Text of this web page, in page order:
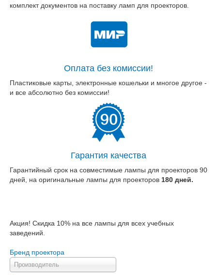
комплект документов на поставку ламп для проекторов.
Оплата без комиссии!
Пластиковые карты, электронные кошельки и многое другое -
и все абсолютно без комиссии!
Гарантия качества
Гарантийный срок на совместимые лампы для проекторов 90
дней, на оригинальные лампы для проекторов 180 дней.
Акция! Скидка 10% на все лампы для всех учебных
заведений.
Бренд проектора
Производитель